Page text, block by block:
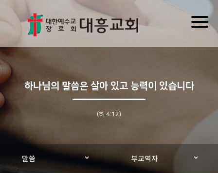
하나님의 말씀은 살아 있고 능력이 있습니다
(히 4:12)
말씀 부교역자